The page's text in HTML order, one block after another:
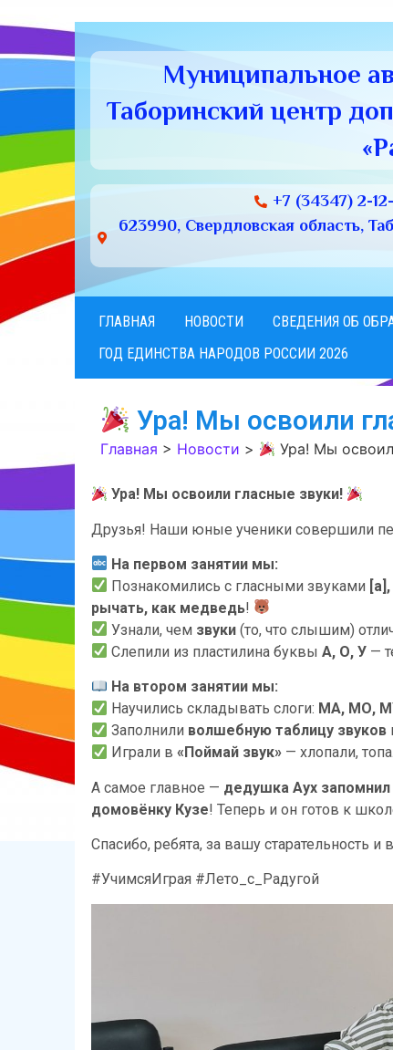
Муниципальное
Таборинский центр
+7 (34347) 2-
623990, Свердловская область,
ГЛАВНАЯ НОВОСТИ СВЕДЕНИЯ ОБ
ГОД ЕДИНСТВА НАРОДОВ РОССИИ 2026
Ура! Мы освоили
Главная > Новости > Ура! Мы
Ура! Мы освоили гласные звуки!
Друзья! Наши юные ученики совершили
На первом занятии мы:
Познакомились с гласными звуками
рычать, как медведь!
Узнали, чем звуки (то, что слышим)
Слепили из пластилина буквыА, О, У —
На втором занятии мы:
Научились складывать слоги: МА, МО,
Заполнили волшебную таблицу звуков
Играли в«Поймай звук» — хлопали,
А самое главное — дедушка Аух
домовёнку Кузе! Теперь и он готов к
Спасибо, ребята, за вашу
#УчимсяИграя #Лето_с_Радугой